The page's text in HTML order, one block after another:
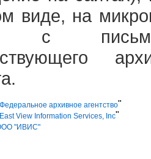
виде, на
с
Федеральное архивное агентство"
East View Information Services, Inc"
"ИВИС"